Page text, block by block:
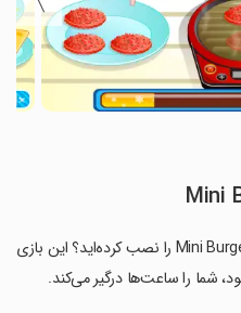
Mini
آیا تا کنون بازی Mini Burgers, Cooking Games را نصب کرده‌اید؟ این بازی
شما را ساعت‌ها درگیر می‌کند.